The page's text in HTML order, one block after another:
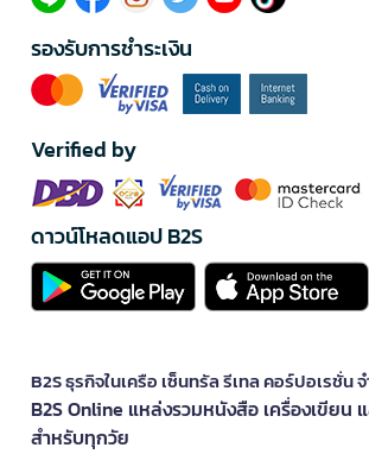
รองรับการชำระเงิน
Verified by
ดาวน์โหลดแอป B2S
B2S ธุรกิจในเครือ เซ็นทรัล รีเทล คอร์ปอเรชั่น
B2S Online แหล่งรวมหนังสือ เครื่องเขียน
สำหรับทุกวัย